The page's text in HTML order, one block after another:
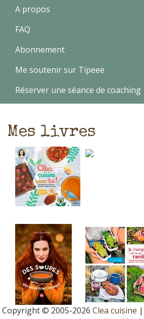
A propos
FAQ
Abonnement
Me soutenir sur Tipeee
Réserver une séance de coaching
Mes livres
Copyright © 2005-2026 Clea cuisine